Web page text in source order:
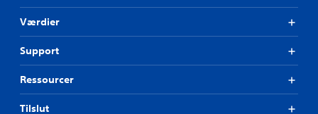
Værdier
Support
Ressourcer
Tilslut